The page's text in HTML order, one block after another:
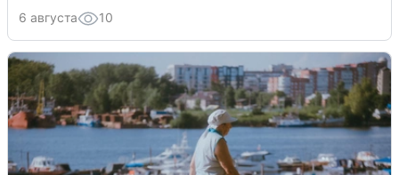
6 августа 10